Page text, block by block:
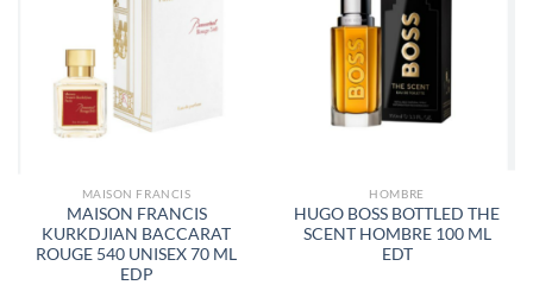
A LA
MAISON FRANCIS
MAISON FRANCIS
KURKDJIAN BACCARAT
ROUGE 540 UNISEX 70 ML
EDP
DESEOS
HOMBRE
HUGO BOSS BOTTLED THE
SCENT HOMBRE 100 ML
EDT